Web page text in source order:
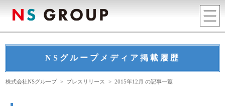
NSグループメディア掲載履歴
株式会社NSグループ > プレスリリース >2015年12月 の記事一覧